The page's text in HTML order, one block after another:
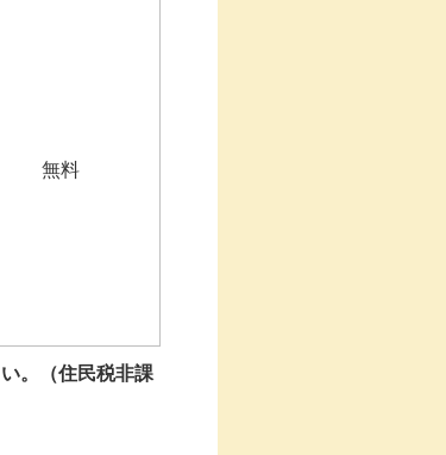
無料
。（住民税非課